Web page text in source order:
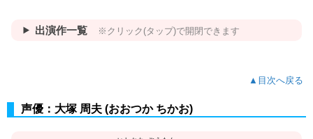
出演作一覧 ※クリック(タップ)で開閉できます
▲目次へ戻る
声優：大塚 周夫 (おおつか ちかお)